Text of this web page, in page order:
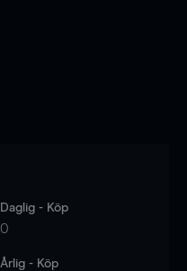
Daglig - Köp
0
Årlig - Köp